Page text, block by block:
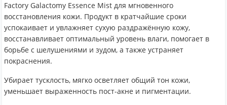
Factory Galactomy Essence Mist для мгновенного
восстановления кожи. Продукт в кратчайшие сроки
успокаивает и увлажняет сухую раздражённую кожу,
восстанавливает оптимальный уровень влаги, помогает в
борьбе с шелушениями и зудом, а также устраняет
покраснения.
Убирает тусклость, мягко осветляет общий тон кожи,
уменьшает выраженность пост-акне и пигментации.